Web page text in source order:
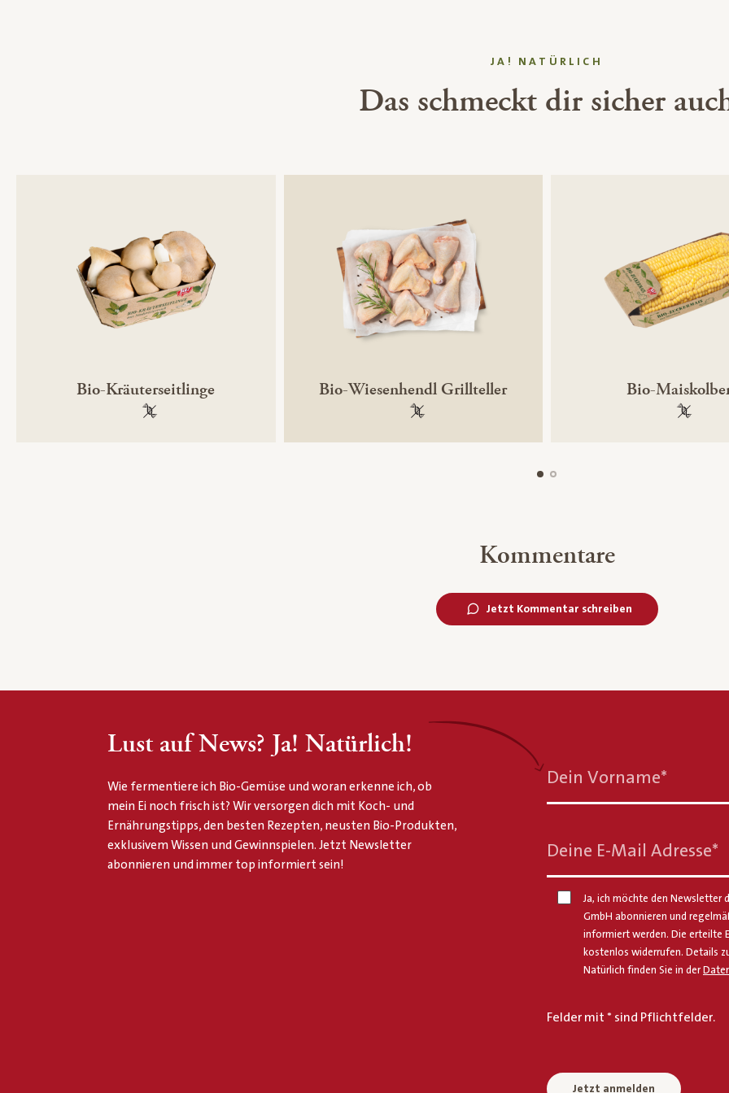
JA! NATÜRLICH
Das schmeckt dir sicher
Bio-Kräuterseitlinge
100 % gentechnikfrei
Bio-Wiesenhendl Grillteller
100 % gentechnikfrei
Bio-
100 %
Kommentare
Jetzt Kommentar schreiben
Lust auf News? Ja! Natürlich!
Wie fermentiere ich Bio-Gemüse und woran erkenne ich, ob
mein Ei noch frisch ist? Wir versorgen dich mit Koch- und
Ernährungstipps, den besten Rezepten, neusten Bio-Produkten,
exklusivem Wissen und Gewinnspielen. Jetzt Newsletter
abonnieren und immer top informiert sein!
Dein Vorname*
Deine E-Mail Adresse*
Ja, ich möchte den Newsletter
GmbH abonnieren und
informiert werden. Die erteilte
kostenlos widerrufen. Details
Natürlich finden Sie in der
Felder mit * sind Pflichtfelder.
Jetzt anmelden